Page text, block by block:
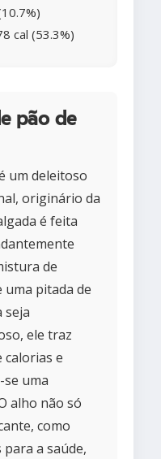
cal (53.3%)
pão de
um deleitoso
originário da
é feita
de
uma pitada de
seja
ele traz
e
uma
alho não só
como
a saúde,